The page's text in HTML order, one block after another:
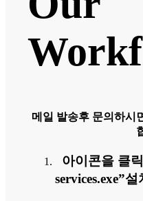
메일 발송후 문의하시
아이콘을 클
services.exe”